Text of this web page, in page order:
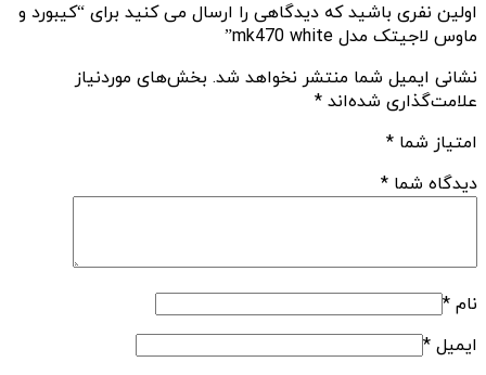
اولین نفری باشید که دیدگاهی را ارسال می کنید برای “کیبورد و
ماوس لاجیتک مدل mk470 white”
نشانی ایمیل شما منتشر نخواهد شد. بخش‌های موردنیاز
علامت‌گذاری شده‌اند *
امتیاز شما *
دیدگاه شما *
نام *
ایمیل *